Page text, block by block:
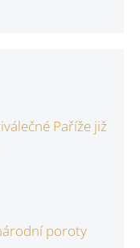
Paříže již
poroty